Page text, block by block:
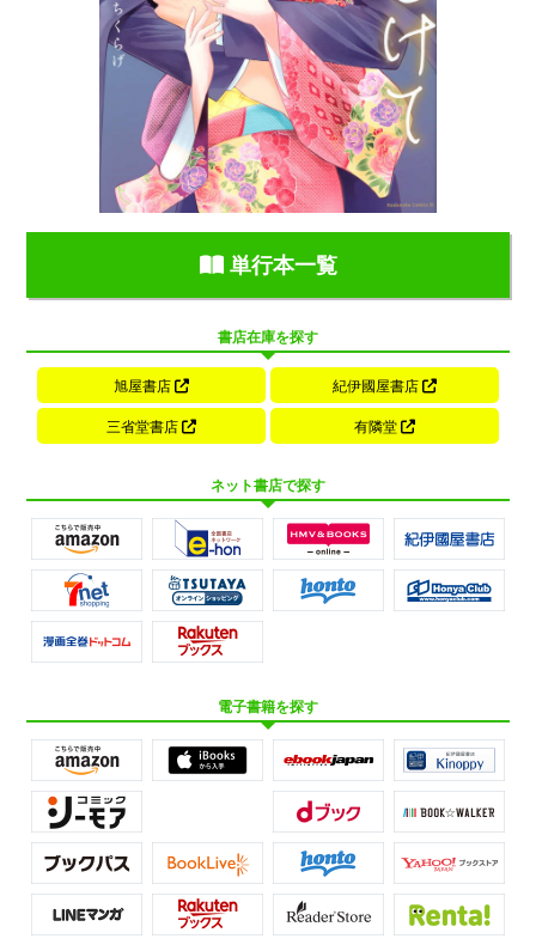
単行本一覧
書店在庫を探す
旭屋書店 紀伊國屋書店
三省堂書店 有隣堂
ネット書店で探す
電子書籍を探す